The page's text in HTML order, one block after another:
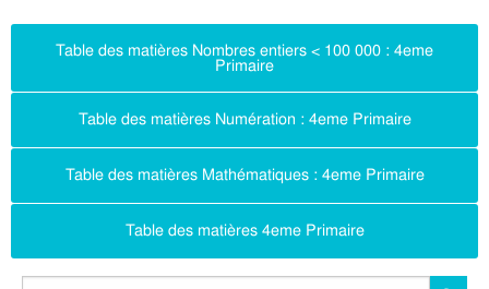
Table des matières Nombres entiers < 100 000 : 4eme
Primaire
Table des matières Numération : 4eme Primaire
Table des matières Mathématiques : 4eme Primaire
Table des matières 4eme Primaire